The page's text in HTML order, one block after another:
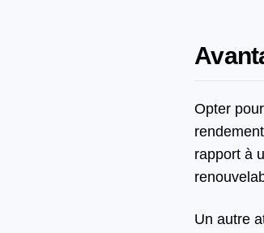
Opter
rapport à
Un autre